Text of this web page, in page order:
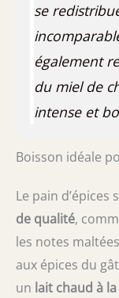
se
également
du miel de
intense et
Boisson idéale
Le pain d’épices
de qualité,
les notes
aux épices du
un lait chaud à